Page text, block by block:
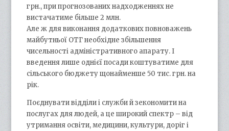
грн., при прогнозованих надходженнях не
вистачатиме більше 2 млн.
Але ж для виконання додаткових повноважень
майбутньої ОТГ необхідне збільшення
чисельності адміністративного апарату. І
введення лише однієї посади коштуватиме для
сільського бюджету щонайменше 50 тис. грн. на
рік.
Поєднувати відділи і служби й зекономити на
послугах для людей, а це широкий спектр – від
утримання освіти, медицини, культури, доріг і